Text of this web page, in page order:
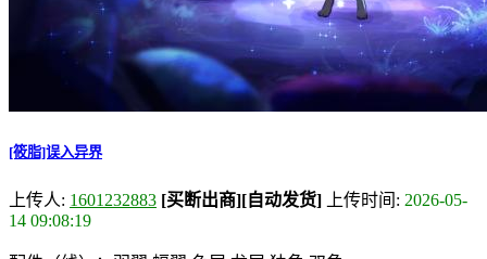
[筱脂]误入异界
上传人: 1601232883 [买断出商][自动发货] 上传时间: 2026-05-
14 09:08:19